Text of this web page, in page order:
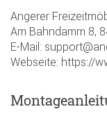
Angerer
Am Bahndamm 8,
E-Mail:
Webseite: https://